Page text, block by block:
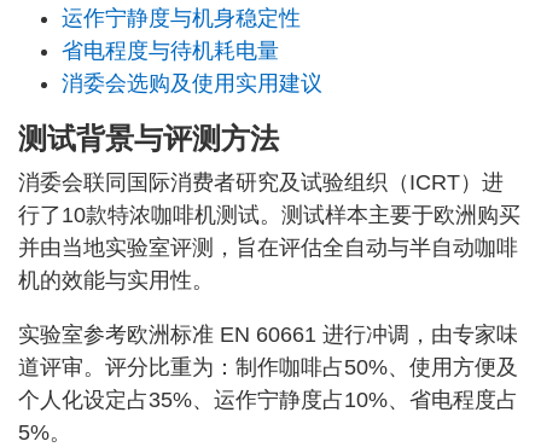
运作宁静度与机身稳定性
省电程度与待机耗电量
消委会选购及使用实用建议
测试背景与评测方法
消委会联同国际消费者研究及试验组织（ICRT）进
行了10款特浓咖啡机测试。测试样本主要于欧洲购买
并由当地实验室评测，旨在评估全自动与半自动咖啡
机的效能与实用性。
实验室参考欧洲标准 EN 60661 进行冲调，由专家味
道评审。评分比重为：制作咖啡占50%、使用方便及
个人化设定占35%、运作宁静度占10%、省电程度占
5%。